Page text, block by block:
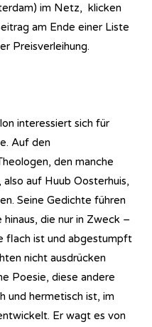
im Netz, klicken
am Ende einer Liste
Preisverleihung.
interessiert sich für
Auf den
den manche
auf Huub Oosterhuis,
Seine Gedichte führen
die nur in Zweck –
flach ist und abgestumpft
nicht ausdrücken
Poesie, diese andere
und hermetisch ist, im
Er wagt es von